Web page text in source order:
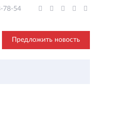
78-54
Предложить новость